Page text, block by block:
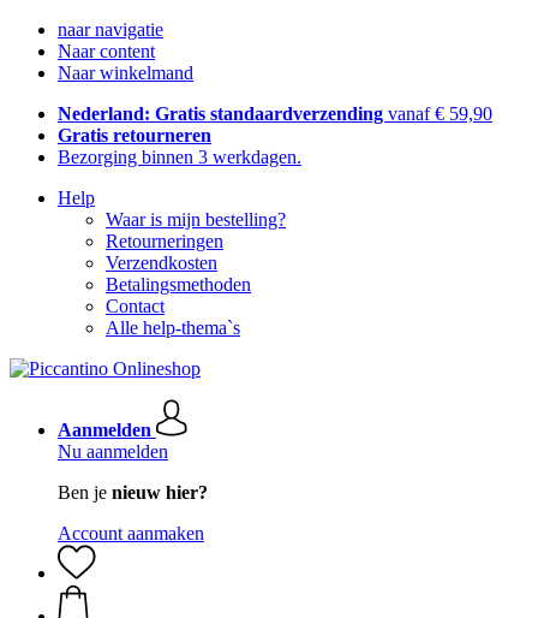
naar navigatie
Naar content
Naar winkelmand
Nederland: Gratis standaardverzending vanaf € 59,90
Gratis retourneren
Bezorging binnen 3 werkdagen.
Help
Waar is mijn bestelling?
Retourneringen
Verzendkosten
Betalingsmethoden
Contact
Alle help-thema`s
Aanmelden
Nu aanmelden
Ben je nieuw hier?
Account aanmaken